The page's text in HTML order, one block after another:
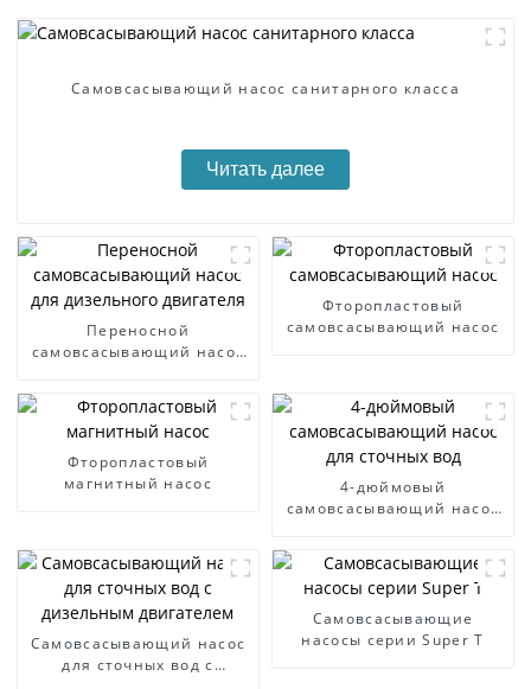
Самовсасывающий насос санитарного класса
Читать далее
Переносной
самовсасывающий насос
Фторопластовый
самовсасывающий насос
Фторопластовый
магнитный насос
4-дюймовый
самовсасывающий насос
Самовсасывающий насос
для сточных вод с
Самовсасывающие
насосы серии Super T